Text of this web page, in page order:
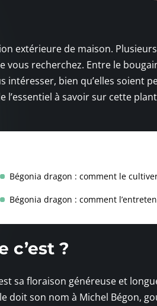
extérieure de maison.
recherchez. Entre le
bien qu’elles soient
à savoir sur cette
Bégonia dragon : comment le
Bégonia dragon : comment
c’est ?
sa floraison généreuse et
doit son nom à Michel Bégon,